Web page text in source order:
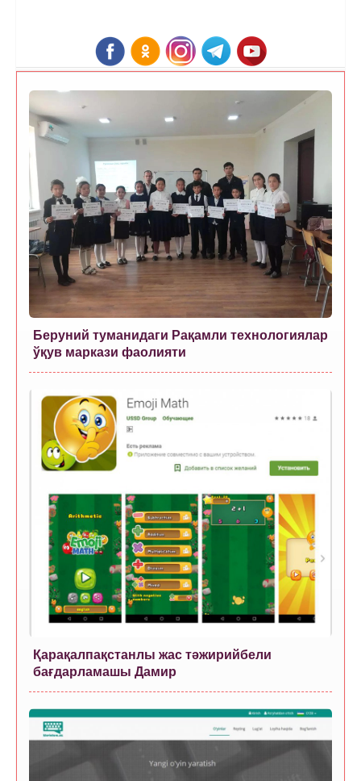
Беруний туманидаги Рақамли технологиялар
ўқув маркази фаолияти
Қарақалпақстанлы жас тәжирийбели
бағдарламашы Дамир